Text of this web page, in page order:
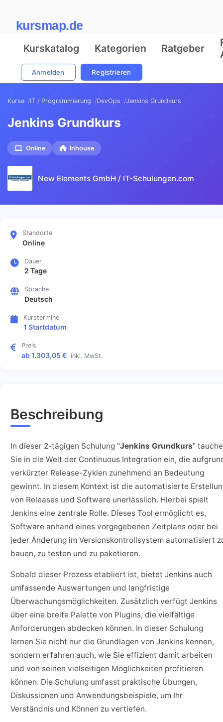
kursmap.de
Kurskatalog Kategorien Ratgeber
Anmelden Registrieren
Kurse IT / Programmierung DevOps Jenkins Grundkurs
Jenkins Grundkurs
Online Inhouse
New Elements GmbH / IT-Schulungen.com
Standorte
Online
Dauer
2 Tage
Sprache
Deutsch
Kurstermine
1 Startdatum
Preis
ab 1.303,05 € inkl. MwSt.
Beschreibung
In dieser 2-tägigen Schulung "Jenkins Grundkurs"
Sie in die Welt der Continuous Integration ein, die
verkürzter Release-Zyklen zunehmend an Bedeutung
gewinnt. In diesem Kontext ist die automatisierte
von Releases und Software unerlässlich. Hierbei spielt
Jenkins eine zentrale Rolle. Dieses Tool ermöglicht es,
Software anhand eines vorgegebenen Zeitplans oder bei
jeder Änderung im Versionskontrollsystem automatisiert
bauen, zu testen und zu paketieren.
Sobald dieser Prozess etabliert ist, bietet Jenkins auch
umfassende Auswertungen und langfristige
Überwachungsmöglichkeiten. Zusätzlich verfügt Jenkins
über eine breite Palette von Plugins, die vielfältige
Anforderungen abdecken können. In dieser Schulung
lernen Sie nicht nur die Grundlagen von Jenkins kennen,
sondern erfahren auch, wie Sie effizient damit arbeiten
und von seinen vielseitigen Möglichkeiten profitieren
können. Die Schulung umfasst praktische Übungen,
Diskussionen und Anwendungsbeispiele, um Ihr
Verständnis und Können zu vertiefen.